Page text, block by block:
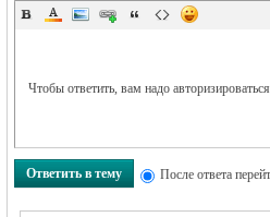
Чтобы ответить, вам надо
Ответить в тему После ответа